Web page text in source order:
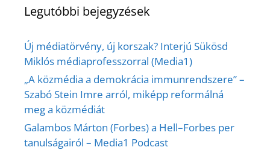
Legutóbbi bejegyzések
Új médiatörvény, új korszak? Interjú Sükösd
Miklós médiaprofesszorral (Media1)
„A közmédia a demokrácia immunrendszere” –
Szabó Stein Imre arról, miképp reformálná
meg a közmédiát
Galambos Márton (Forbes) a Hell–Forbes per
tanulságairól – Media1 Podcast